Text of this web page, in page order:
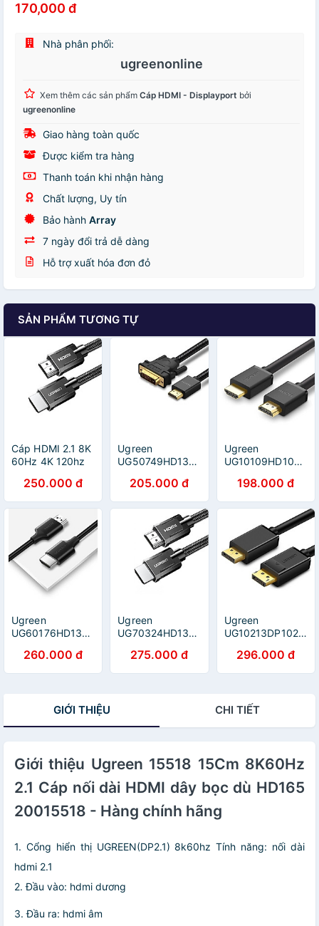
170,000 đ
Nhà phân phối:
ugreenonline
Xem thêm các sản phẩm Cáp HDMI - Displayport bởi
ugreenonline
Giao hàng toàn quốc
Được kiểm tra hàng
Thanh toán khi nhận hàng
Chất lượng, Uy tín
Bảo hành Array
7 ngày đổi trả dễ dàng
Hỗ trợ xuất hóa đơn đỏ
SẢN PHẨM TƯƠNG TỰ
Cáp HDMI 2.1 8K
60Hz 4K 120hz
đen Ugreen
135MM70319HD
1M hàng chính
hãng
250.000 đ
Ugreen
UG50749HD133TK
dvi bện chống
nhiễu - HÀNG
CHÍNH HÃNG
205.000 đ
Ugreen
UG10109HD104TK
tín hiệu HDMI
chuẩn 1.4 hỗ trợ
phân giải 4K * 2K
- HÀNG CHÍNH
HÃNG
198.000 đ
Ugreen
UG60176HD134TK
tín hiệu HDMI 2.0
hỗ trợ 4K2K
260.000 đ
Ugreen
UG70324HD136TK
cáp Ultra HDMI
2.0 màu đen
275.000 đ
Ugreen
UG10213DP102TK
2 Đầu
Displayport
CHÍNH HÃNG
296.000 đ
GIỚI THIỆU CHI TIẾT
Giới thiệu Ugreen 15518 15Cm 8K60Hz
2.1 Cáp nối dài HDMI dây bọc dù HD165
20015518 - Hàng chính hãng
1. Cổng hiển thị UGREEN(DP2.1) 8k60hz Tính năng: nối dài
hdmi 2.1
2. Đầu vào: hdmi dương
3. Đầu ra: hdmi âm